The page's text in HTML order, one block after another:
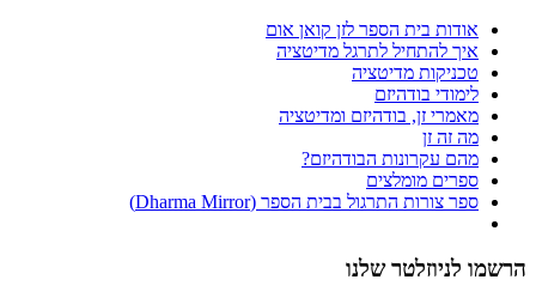
אודות בית הספר לזן קואן אום
איך להתחיל לתרגל מדיטציה
טכניקות מדיטציה
לימודי בודהיזם
מאמרי זן, בודהיזם ומדיטציה
מה זה זן
מהם עקרונות הבודהיזם?
ספרים מומלצים
ספר צורות התרגול בבית הספר (Dharma Mirror)
הרשמו לניוזלטר שלנו